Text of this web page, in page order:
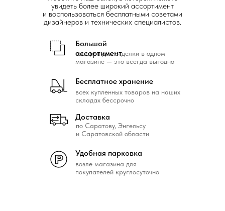
возле магазина для
покупателей круглосуточно
Удобная парковка
всех купленных товаров на наших
складах бессрочно
Бесплатное хранение
товаров для отделки в одном
магазине — это всегда выгодно
Большой
ассортимент
по Саратову, Энгельсу
и Саратовской области
Доставка
увидеть более широкий ассортимент
и воспользоваться бесплатными советами
дизайнеров и технических специалистов.